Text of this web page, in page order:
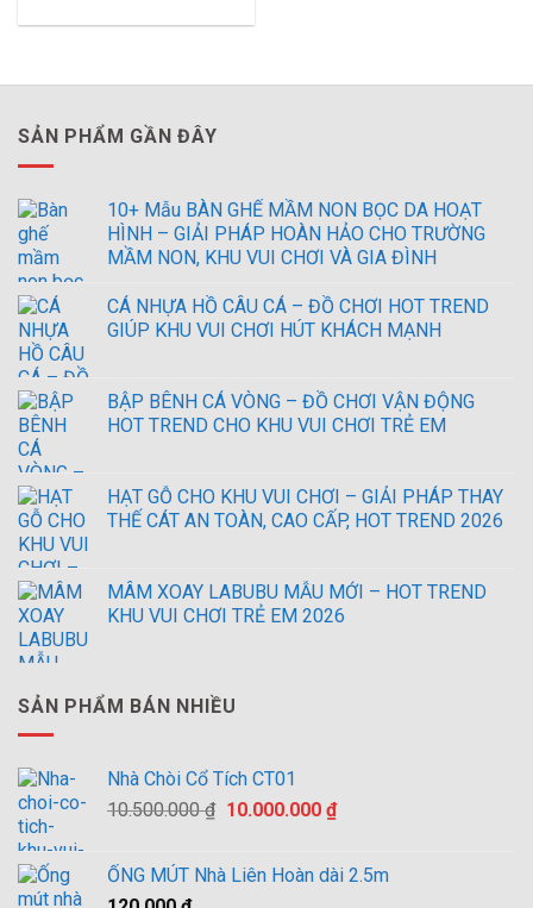
SẢN PHẨM GẦN ĐÂY
10+ Mẫu BÀN GHẾ MẦM NON BỌC DA HOẠT
HÌNH – GIẢI PHÁP HOÀN HẢO CHO TRƯỜNG
MẦM NON, KHU VUI CHƠI VÀ GIA ĐÌNH
CÁ NHỰA HỒ CÂU CÁ – ĐỒ CHƠI HOT TREND
GIÚP KHU VUI CHƠI HÚT KHÁCH MẠNH
BẬP BÊNH CÁ VÒNG – ĐỒ CHƠI VẬN ĐỘNG
HOT TREND CHO KHU VUI CHƠI TRẺ EM
HẠT GỖ CHO KHU VUI CHƠI – GIẢI PHÁP THAY
THẾ CÁT AN TOÀN, CAO CẤP, HOT TREND 2026
MÂM XOAY LABUBU MẪU MỚI – HOT TREND
KHU VUI CHƠI TRẺ EM 2026
SẢN PHẨM BÁN NHIỀU
Nhà Chòi Cổ Tích CT01
10.500.000₫ Giá
10.500.000 ₫.
10.000.000 ₫Giá
là:
ỐNG MÚT Nhà Liên Hoàn dài 2.5m